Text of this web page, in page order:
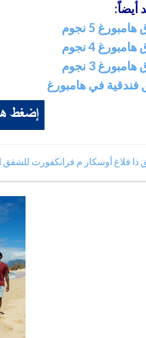
أيضاً:
5 نجوم
4 نجوم
3 نجوم
في هامبورغ
فلاغ أوسكار م فرانكفورت للشقق